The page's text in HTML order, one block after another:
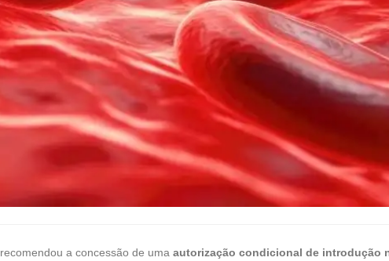
recomendou a concessão de uma autorização condicional de introdução